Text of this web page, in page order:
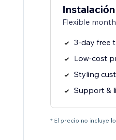
Flexible
3-day free
Low-cost
Styling
Support &
* El precio no incluye